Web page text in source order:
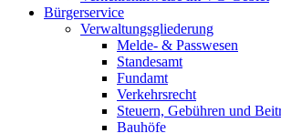
Bürgerservice
Verwaltungsgliederung
Melde- & Passwesen
Standesamt
Fundamt
Verkehrsrecht
Steuern, Gebühren und
Bauhöfe